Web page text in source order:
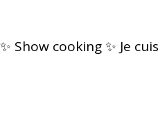
✨ Show cooking ✨ Je